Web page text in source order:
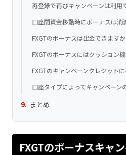
再登録で再びキャンペーンは利用
口座間資金移動時にボーナスは消
FXGTのボーナスは出金できますか
FXGTのボーナスにはクッション
FXGTのキャンペーンクレジット
口座タイプによってキャンペーン
まとめ
FXGTのボーナスキャ